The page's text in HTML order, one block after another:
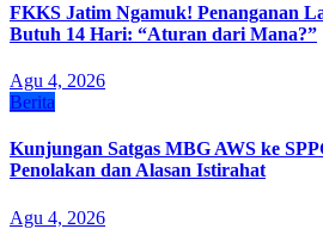
FKKS Jatim Ngamuk! Penanganan
Butuh 14 Hari: “Aturan dari Mana?”
Agu 4, 2026
Berita
Kunjungan Satgas MBG AWS ke
Penolakan dan Alasan Istirahat
Agu 4, 2026